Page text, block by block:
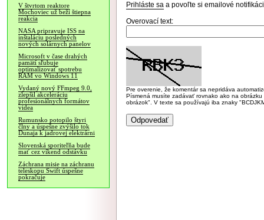
V štvrtom reaktore
Mochoviec už beží štiepna
reakcia
NASA pripravuje ISS na
inštaláciu posledných
nových solárnych panelov
Microsoft v čase drahých
pamätí sľubuje
optimalizovať spotrebu
RAM vo Windows 11
Vydaný nový FFmpeg 9.0,
zlepšil akceleráciu
profesionálnych formátov
videa
Rumunsko potopilo štyri
člny a úspešne zvýšilo tok
Dunaja k jadrovej elektrárni
Slovenská sporiteľňa bude
mať cez víkend odstávku
Záchrana misie na záchranu
teleskopu Swift úspešne
pokračuje
Prihláste sa a povoľte si emailové
Overovací text:
Pre overenie, že komentár sa nepridáva
Písmená musíte zadávať rovnako ako na
obrázok". V texte sa používajú iba znaky